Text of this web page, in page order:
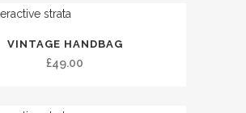
VINTAGE HANDBAG
£49.00